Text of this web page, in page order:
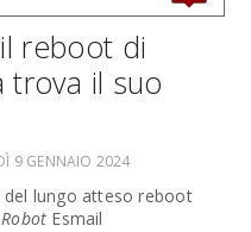
reboot di
trova il suo
9 GENNAIO 2024
del lungo atteso reboot
Esmail